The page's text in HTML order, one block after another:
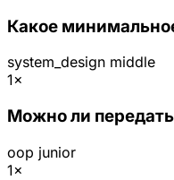
Какое
system_design middle
1×
Можно ли
oop junior
1×